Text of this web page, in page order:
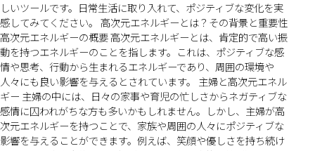
しいツールです。日常生活に取り入れて、ポジティブな変化を実
感してみてください。 高次元エネルギーとは？その背景と重要性
高次元エネルギーの概要 高次元エネルギーとは、肯定的で高い振
動を持つエネルギーのことを指します。これは、ポジティブな感
情や思考、行動から生まれるエネルギーであり、周囲の環境や
人々にも良い影響を与えるとされています。 主婦と高次元エネル
ギー 主婦の中には、日々の家事や育児の忙しさからネガティブな
感情に囚われがちな方も多いかもしれません。しかし、主婦が高
次元エネルギーを持つことで、家族や周囲の人々にポジティブな
影響を与えることができます。例えば、笑顔や優しさを持ち続け